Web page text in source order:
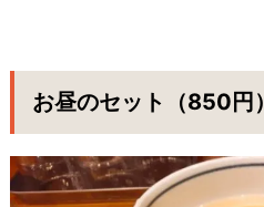
お昼のセット（850円）